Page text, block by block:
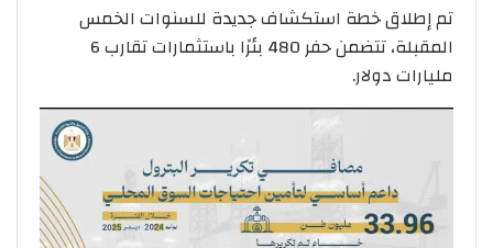
تم إطلاق خطة استكشاف جديدة للسنوات الخمس
المقبلة، تتضمن حفر 480 بئرًا باستثمارات تقارب 6
مليارات دولار.